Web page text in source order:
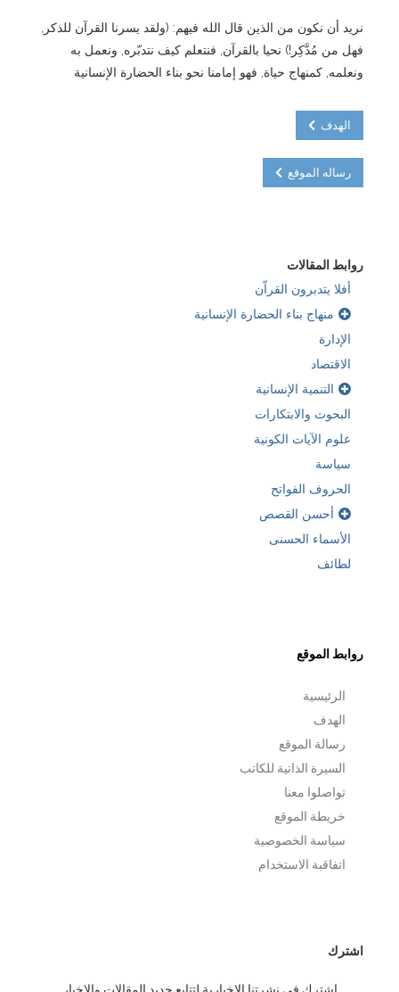
نريد أن نكون من الذين قال الله فيهم: (ولقد يسرنا القرآن للذكر,
فهل من مُدَّكِر!) نحيا بالقرآن, فنتعلم كيف نتدبّره, ونعمل به
ونعلمه, كمنهاج حياة, فهو إمامنا نحو بناء الحضارة الإنسانية
الهدف
رساله الموقع
روابط المقالات
أفلا يتدبرون القراّن
منهاج بناء الحضارة الإنسانية
الإدارة
الاقتصاد
التنمية الإنسانية
البحوث والابتكارات
علوم الآيات الكونية
سياسة
الحروف الفواتح
أحسن القصص
الأسماء الحسنى
لطائف
روابط الموقع
الرئيسية
الهدف
رسالة الموقع
السيرة الذاتية للكاتب
تواصلوا معنا
خريطة الموقع
سياسة الخصوصية
اتفاقبة الاستخدام
اشترك
اشترك فى نشرتنا الاخبارية لتتابع جديد المقالات والاخبار